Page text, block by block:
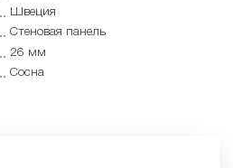
Швеция
Cтеновая панель
26 мм
Сосна